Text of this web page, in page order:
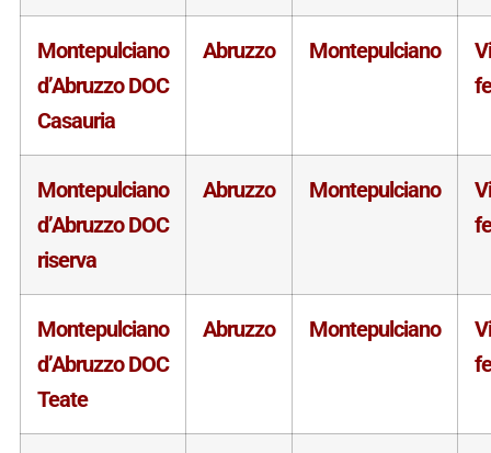
Montepulciano
d’Abruzzo DOC
Casauria
Abruzzo Montepulciano
Montepulciano
d’Abruzzo DOC
riserva
Abruzzo Montepulciano
Montepulciano
d’Abruzzo DOC
Teate
Abruzzo Montepulciano